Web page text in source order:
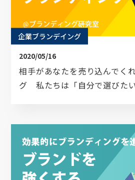
企業ブランデイング
2020/05/16
相手があなたを売り込んでく
グ 私たちは「自分で選びた
ブランディングのヒントが